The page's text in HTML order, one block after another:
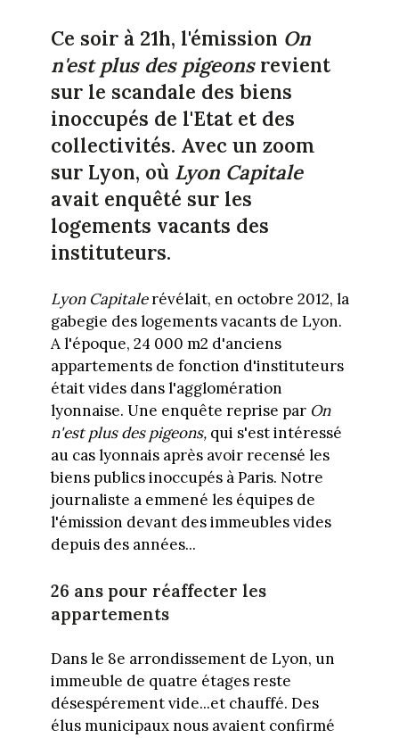
Ce soir à 21h, l'émission On
n'est plus des pigeonsrevient
sur le scandale des biens
inoccupés de l'Etat et des
collectivités. Avec un zoom
sur Lyon, où Lyon Capitale
avait enquêté sur les
logements vacants des
instituteurs.
Lyon Capitalerévélait, en octobre 2012, la
gabegie des logements vacants de Lyon.
A l'époque, 24 000 m2 d'anciens
appartements de fonction d'instituteurs
était vides dans l'agglomération
lyonnaise. Une enquête reprise par On
n'est plus des pigeons, qui s'est intéressé
au cas lyonnais après avoir recensé les
biens publics inoccupés à Paris. Notre
journaliste a emmené les équipes de
l'émission devant des immeubles vides
depuis des années...
26 ans pour réaffecter les
appartements
Dans le 8e arrondissement de Lyon, un
immeuble de quatre étages reste
désespérement vide...et chauffé. Des
élus municipaux nous avaient confirmé